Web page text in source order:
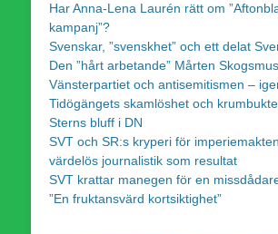
Har Anna-Lena Laurén rätt om
kampanj”?
Svenskar, ”svenskhet” och ett delat
Den ”hårt arbetande” Mårten Skogsmus
Vänsterpartiet och antisemitismen –
Tidögängets skamlöshet och
Sterns bluff i DN
SVT och SR:s kryperi för
värdelös journalistik som resultat
SVT krattar manegen för en
”En fruktansvärd kortsiktighet”